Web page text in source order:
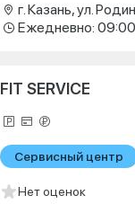
г. Казань, ул.
Ежедневно:
FIT SERVICE
Сервисный центр
Нет оценок